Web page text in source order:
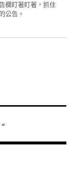
欄盯著盯著，抓住
公告。